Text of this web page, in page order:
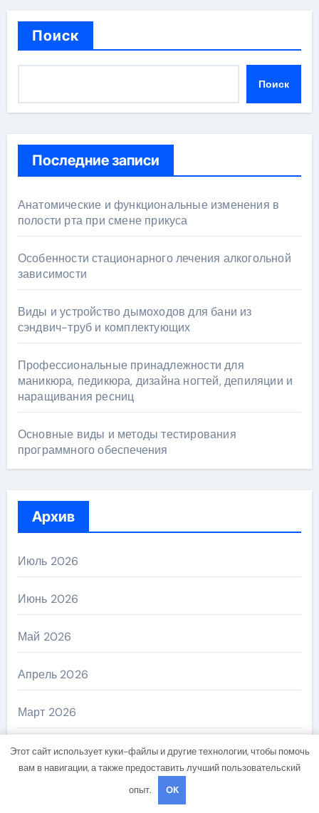
Поиск
Поиск
Последние записи
Анатомические и функциональные изменения в
полости рта при смене прикуса
Особенности стационарного лечения алкогольной
зависимости
Виды и устройство дымоходов для бани из
сэндвич-труб и комплектующих
Профессиональные принадлежности для
маникюра, педикюра, дизайна ногтей, депиляции и
наращивания ресниц
Основные виды и методы тестирования
программного обеспечения
Архив
Июль 2026
Июнь 2026
Май 2026
Апрель 2026
Март 2026
Февраль 2026
Этот сайт использует куки-файлы и другие технологии, чтобы помочь
вам в навигации, а также предоставить лучший пользовательский
опыт.
OK